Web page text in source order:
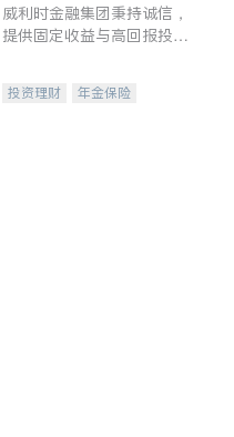
威利时金融集团秉持诚信，
提供固定收益与高回报投资
合，助力客户实现目标
投资理财
年金保险